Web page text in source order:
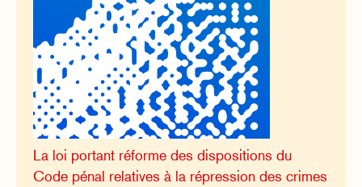
La loi portant réforme des dispositions du
Code pénal relatives à la répression des crimes